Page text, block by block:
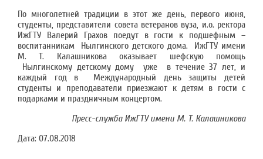
По многолетней традиции в этот же день, первого июня,
студенты, представители совета ветеранов вуза, и.о. ректора
ИжГТУ Валерий Грахов поедут в гости к подшефным –
воспитанникам Нылгинского детского дома. ИжГТУ имени
М. Т. Калашникова оказывает шефскую помощь
Нылгинскому детскому дому уже в течение 37 лет, и
каждый год в Международный день защиты детей
студенты и преподаватели приезжают к детям в гости с
подарками и праздничным концертом.
Пресс-служба ИжГТУ имени М. Т. Калашникова
Дата: 07.08.2018